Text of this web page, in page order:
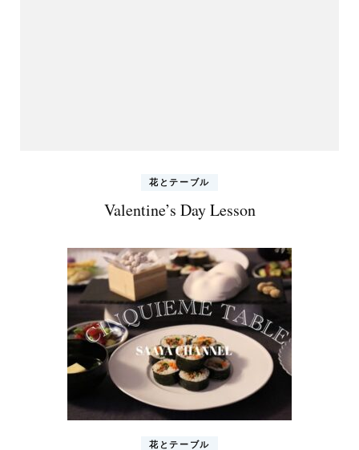
花とテーブル
Valentine’s Day Lesson
花とテーブル